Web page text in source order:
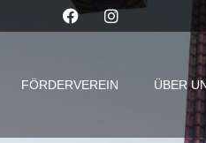
FÖRDERVEREIN ÜBER